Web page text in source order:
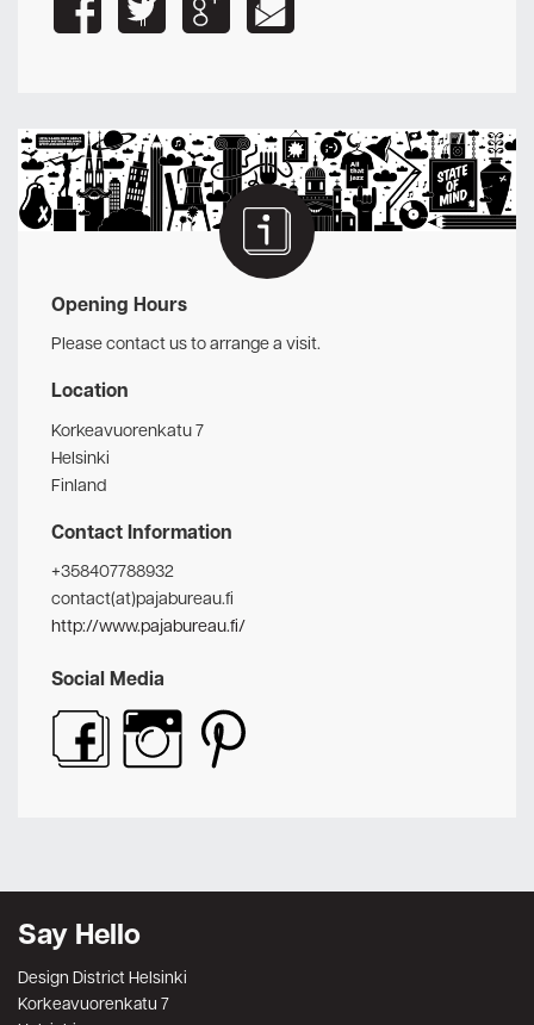
Opening Hours
Please contact us to arrange a visit.
Location
Korkeavuorenkatu 7
Helsinki
Finland
Contact Information
+358407788932
contact(at)pajabureau.fi
http://www.pajabureau.fi/
Social Media
Say Hello
Design District Helsinki
Korkeavuorenkatu 7